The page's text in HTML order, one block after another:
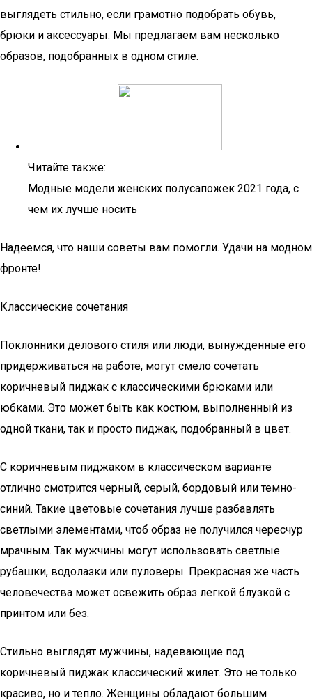
выглядеть стильно, если грамотно подобрать обувь,
брюки и аксессуары. Мы предлагаем вам несколько
образов, подобранных в одном стиле.
Читайте также:
Модные модели женских полусапожек 2021 года, с
чем их лучше носить
Надеемся, что наши советы вам помогли. Удачи на модном
фронте!
Классические сочетания
Поклонники делового стиля или люди, вынужденные его
придерживаться на работе, могут смело сочетать
коричневый пиджак с классическими брюками или
юбками. Это может быть как костюм, выполненный из
одной ткани, так и просто пиджак, подобранный в цвет.
С коричневым пиджаком в классическом варианте
отлично смотрится черный, серый, бордовый или темно-
синий. Такие цветовые сочетания лучше разбавлять
светлыми элементами, чтоб образ не получился чересчур
мрачным. Так мужчины могут использовать светлые
рубашки, водолазки или пуловеры. Прекрасная же часть
человечества может освежить образ легкой блузкой с
принтом или без.
Стильно выглядят мужчины, надевающие под
коричневый пиджак классический жилет. Это не только
красиво, но и тепло. Женщины обладают большим